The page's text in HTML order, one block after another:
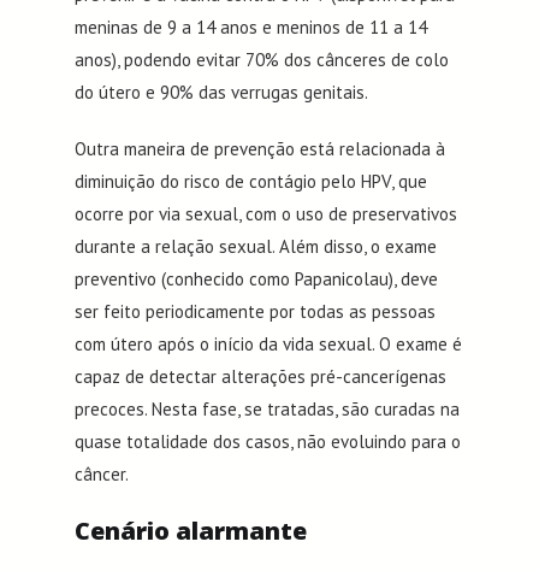
meninas de 9 a 14 anos e meninos de 11 a 14
anos), podendo evitar 70% dos cânceres de colo
do útero e 90% das verrugas genitais.
Outra maneira de prevenção está relacionada à
diminuição do risco de contágio pelo HPV, que
ocorre por via sexual, com o uso de preservativos
durante a relação sexual. Além disso, o exame
preventivo (conhecido como Papanicolau), deve
ser feito periodicamente por todas as pessoas
com útero após o início da vida sexual. O exame é
capaz de detectar alterações pré-cancerígenas
precoces. Nesta fase, se tratadas, são curadas na
quase totalidade dos casos, não evoluindo para o
câncer.
Cenário alarmante